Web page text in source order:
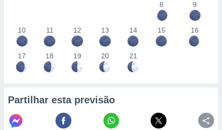
8
9
10 11 12 13 14 15 16
17 18 19 20 21
Partilhar esta previsão